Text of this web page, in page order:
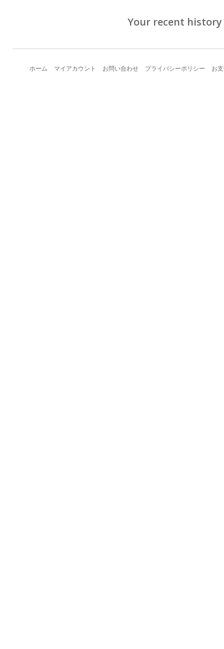
Your recent history
ホーム マイアカウント お問い合わせ プライバシーポリシー お